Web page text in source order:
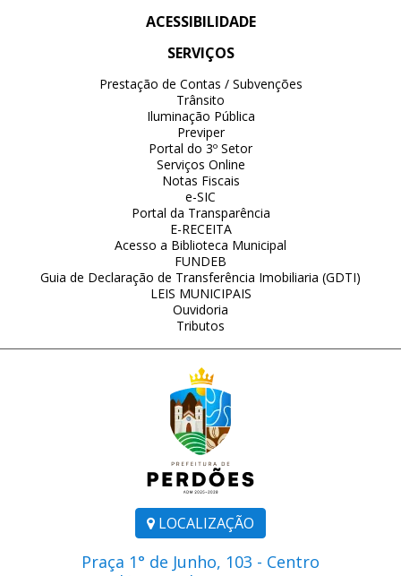
LOCALIZAÇÃO
Praça 1° de Junho, 103 - Centro
ACESSIBILIDADE
SERVIÇOS
Prestação de Contas / Subvenções
Trânsito
Iluminação Pública
Previper
Portal do 3º Setor
Serviços Online
Notas Fiscais
e-SIC
Portal da Transparência
E-RECEITA
Acesso a Biblioteca Municipal
FUNDEB
Guia de Declaração de Transferência Imobiliaria (GDTI)
LEIS MUNICIPAIS
Ouvidoria
Tributos